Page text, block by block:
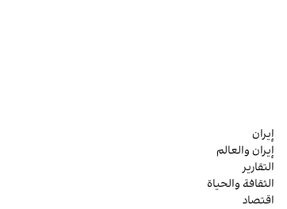
إيران
إيران والعالم
التقارير
الثقافة والحياة
اقتصاد